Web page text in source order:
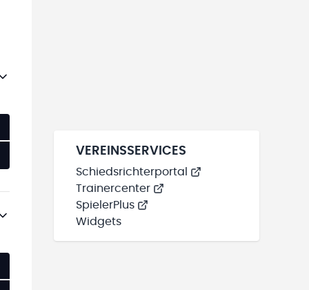
VEREINSSERVICES
Schiedsrichterportal
Trainercenter
SpielerPlus
Widgets